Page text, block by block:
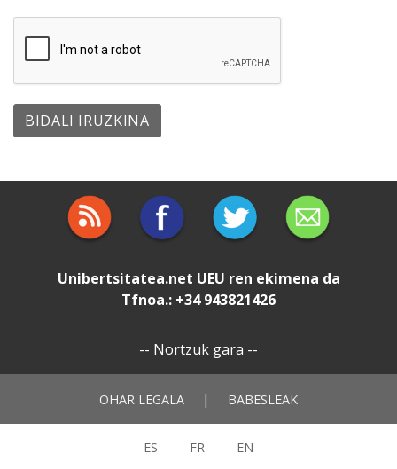
Unibertsitatea.net UEU ren ekimena da
Tfnoa.: +34 943821426
-- Nortzuk gara --
OHAR LEGALA | BABESLEAK
ES FR EN